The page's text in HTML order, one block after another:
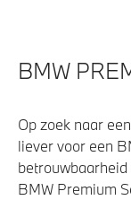
Aandrijving
Automatische
M
Anti blokkeer
BMW
Op zoek naar
liever voor een
BMW Premium